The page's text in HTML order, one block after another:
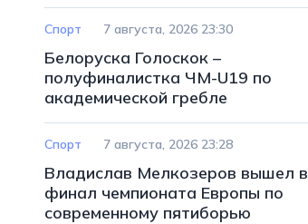
Спорт 7 августа, 2026 23:30
Белоруска Голоскок –
полуфиналистка ЧМ-U19 по
академической гребле
Спорт 7 августа, 2026 23:28
Владислав Мелкозеров вышел в
финал чемпионата Европы по
современному пятиборью